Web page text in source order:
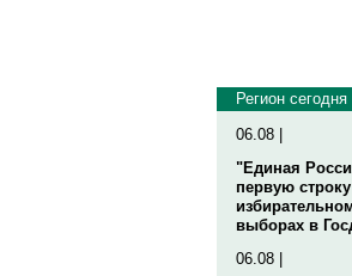
Регион сегодня
06.08 |
"Единая
первую
выборах в
06.08 |